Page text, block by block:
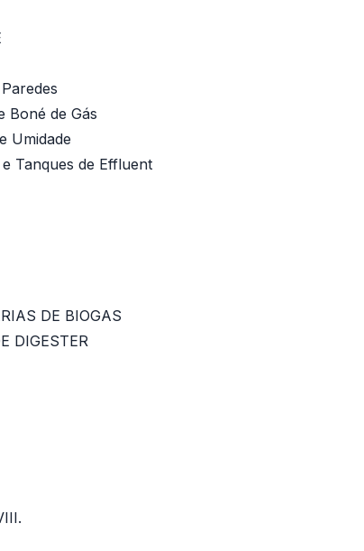
Boné de Gás
Umidade
Tanques de Effluent
DE BIOGAS
DIGESTER